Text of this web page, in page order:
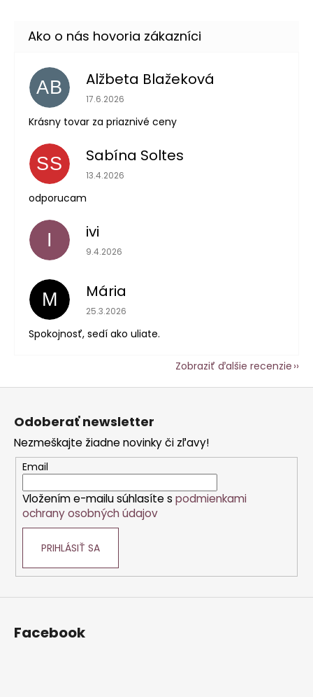
AB Alžbeta Blažeková
Hodnotenie obchodu je 5 z 5 hviezdičiek.
17.6.2026
Krásny tovar za priaznivé ceny
SS Sabína Soltes
Hodnotenie obchodu je 5 z 5 hviezdičiek.
13.4.2026
odporucam
I ivi
Hodnotenie obchodu je 5 z 5 hviezdičiek.
9.4.2026
M Mária
Hodnotenie obchodu je 5 z 5 hviezdičiek.
25.3.2026
Spokojnosť, sedí ako uliate.
Zobraziť ďalšie recenzie
Z
Odoberať newsletter
Nezmeškajte žiadne novinky či zľavy!
Email
Vložením e-mailu súhlasíte s podmienkami
ochrany osobných údajov
PRIHLÁSIŤ SA
Facebook